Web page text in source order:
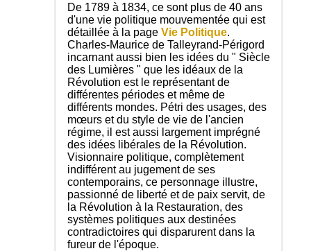
De 1789 à 1834, ce sont plus de 40 ans
d'une vie politique mouvementée qui est
détaillée à la page Vie Politique.
Charles-Maurice de Talleyrand-Périgord
incarnant aussi bien les idées du " Siècle
des Lumières " que les idéaux de la
Révolution est le représentant de
différentes périodes et même de
différents mondes. Pétri des usages, des
mœurs et du style de vie de l'ancien
régime, il est aussi largement imprégné
des idées libérales de la Révolution.
Visionnaire politique, complètement
indifférent au jugement de ses
contemporains, ce personnage illustre,
passionné de liberté et de paix servit, de
la Révolution à la Restauration, des
systèmes politiques aux destinées
contradictoires qui disparurent dans la
fureur de l'époque.